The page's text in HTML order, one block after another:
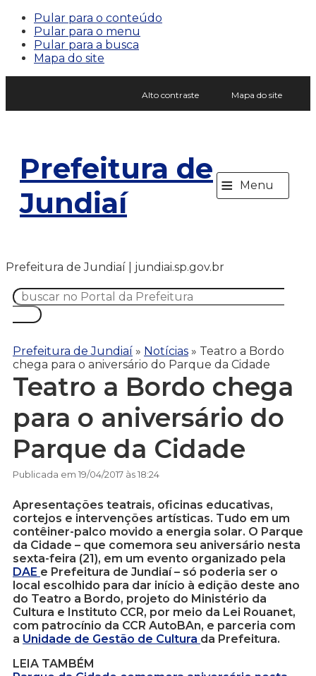
Pular para o conteúdo
Pular para o menu
Pular para a busca
Mapa do site
Alto contraste Mapa do site
Prefeitura de
Jundiaí
≡ Menu
Prefeitura de Jundiaí | jundiai.sp.gov.br
Prefeitura de Jundiaí » Notícias » Teatro a Bordo
chega para o aniversário do Parque da Cidade
Teatro a Bordo chega
para o aniversário do
Parque da Cidade
Publicada em 19/04/2017 às 18:24
Apresentações teatrais, oficinas educativas,
cortejos e intervenções artísticas. Tudo em um
contêiner-palco movido a energia solar. O Parque
da Cidade – que comemora seu aniversário nesta
sexta-feira (21), em um evento organizado pela
DAE e Prefeitura de Jundiaí – só poderia ser o
local escolhido para dar início à edição deste ano
do Teatro a Bordo, projeto do Ministério da
Cultura e Instituto CCR, por meio da Lei Rouanet,
com patrocínio da CCR AutoBAn, e parceria com
a Unidade de Gestão de Cultura da Prefeitura.
LEIA TAMBÉM